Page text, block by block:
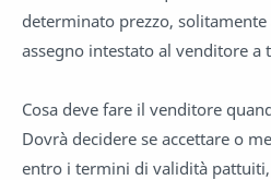
determinato prezzo,
assegno intestato al venditore a
Cosa deve fare il venditore
Dovrà decidere se accettare o
entro i termini di validità